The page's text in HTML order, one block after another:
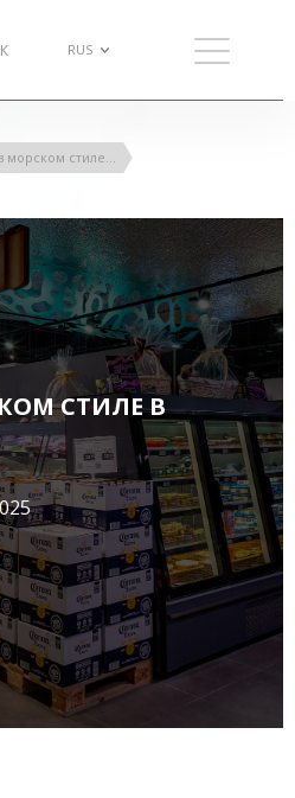
Silpo в морском стиле в Одессе
СТИЛЕ В